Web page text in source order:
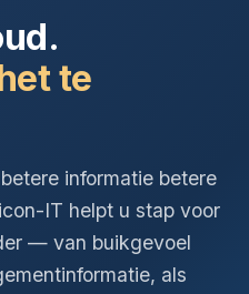
te
informatie betere
IT helpt u stap voor
— van buikgevoel
als